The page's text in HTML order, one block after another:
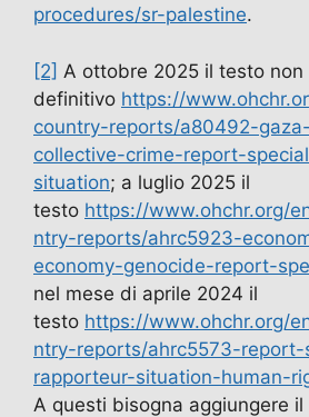
procedures/sr-palestine.
[2] A ottobre 2025 il testo non
definitivo https://
country-reports/a80492-
collective-crime-report-
situation; a luglio 2025 il
testo https://www.ohchr.org/
ntry-reports/ahrc5923-
economy-genocide-report-
nel mese di aprile 2024 il
testo https://www.ohchr.org/
ntry-reports/ahrc5573-report-
rapporteur-situation-human-
A questi bisogna aggiungere